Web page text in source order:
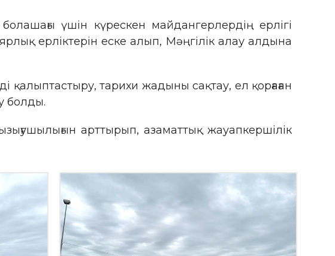
үшін күрескен майдангерлердің ерлігі
ерліктерін еске алып, Мәңгілік алау алдына
тарихи жадыны сақтау, ел қорғаған
болды.
арттырып, азаматтық жауапкершілік